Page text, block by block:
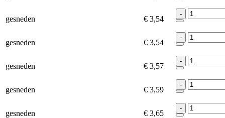
gesneden € 3,54
-
gesneden € 3,54
-
gesneden € 3,57
-
gesneden € 3,59
-
gesneden € 3,65
-